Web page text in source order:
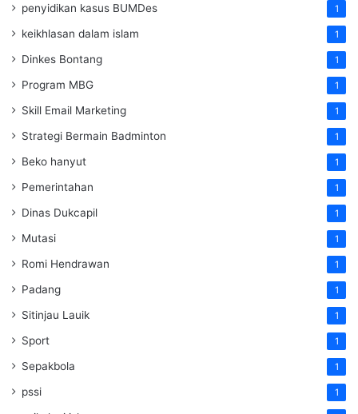
penyidikan kasus BUMDes 1
keikhlasan dalam islam 1
Dinkes Bontang 1
Program MBG 1
Skill Email Marketing 1
Strategi Bermain Badminton 1
Beko hanyut 1
Pemerintahan 1
Dinas Dukcapil 1
Mutasi 1
Romi Hendrawan 1
Padang 1
Sitinjau Lauik 1
Sport 1
Sepakbola 1
pssi 1